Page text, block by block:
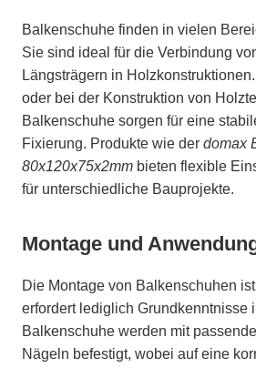
Balkenschuhe finden in vielen
Sie sind ideal für die Verbindung
Längsträgern in
oder bei der Konstruktion von
Balkenschuhe sorgen für eine
Fixierung. Produkte wie der domax
80x120x75x2mm bieten flexible
für unterschiedliche Bauprojekte.
Montage und
Die Montage von Balkenschuhen
erfordert lediglich Grundkenntnisse
Balkenschuhe werden mit
Nägeln befestigt, wobei auf eine